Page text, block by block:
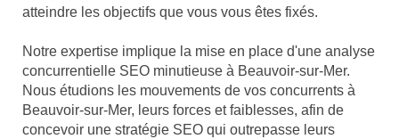
atteindre les objectifs que vous vous êtes fixés.
Notre expertise implique la mise en place d'une analyse
concurrentielle SEO minutieuse à Beauvoir-sur-Mer.
Nous étudions les mouvements de vos concurrents à
Beauvoir-sur-Mer, leurs forces et faiblesses, afin de
concevoir une stratégie SEO qui outrepasse leurs